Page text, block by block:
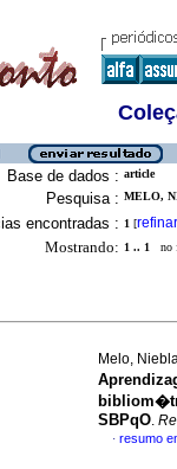
Base de dados : article
Pesquisa : MELO,
encontradas : 1 [refinar
Mostrando: 1 .. 1 no
Melo,
SBPqO.
· resumo